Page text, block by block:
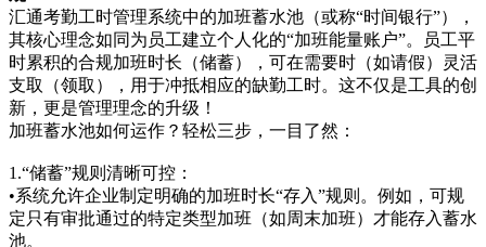
汇通考勤工时管理系统中的加班蓄水池（或称“时间银行”），
其核心理念如同为员工建立个人化的“加班能量账户”。员工平
时累积的合规加班时长（储蓄），可在需要时（如请假）灵活
支取（领取），用于冲抵相应的缺勤工时。这不仅是工具的创
新，更是管理理念的升级！
加班蓄水池如何运作？轻松三步，一目了然：
1.“储蓄”规则清晰可控：
•系统允许企业制定明确的加班时长“存入”规则。例如，可规
定只有审批通过的特定类型加班（如周末加班）才能存入蓄水
池。